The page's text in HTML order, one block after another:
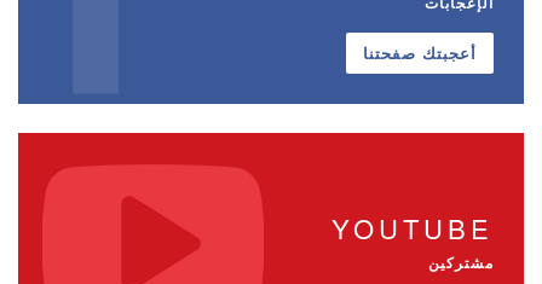
أعجبتك صفحتنا
YOUTUBE
مشتركين